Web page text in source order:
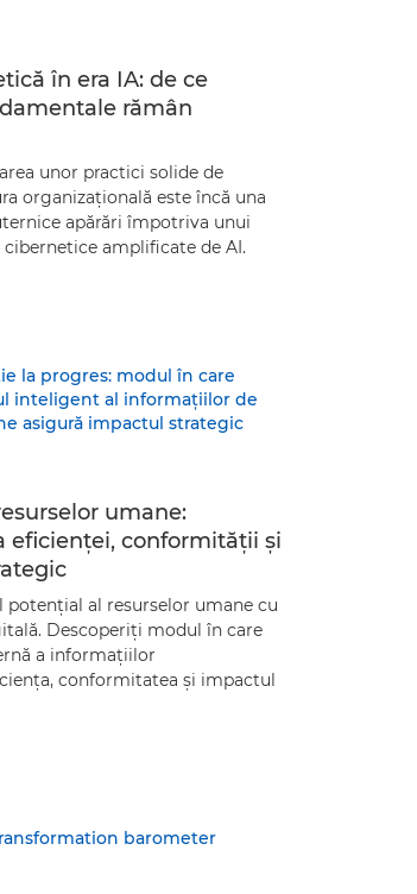
în era IA: de ce
rămân
unor practici solide de
organizaţională este încă una
apărări împotriva unui
amplificate de AI.
umane:
eficienţei, conformităţii şi
al resurselor umane cu
Descoperiţi modul în care
a informaţiilor
conformitatea şi impactul